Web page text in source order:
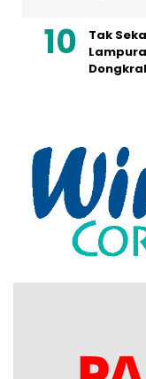
Tak